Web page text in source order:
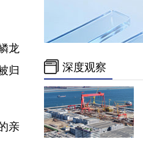
龙
归
亲
深度观察